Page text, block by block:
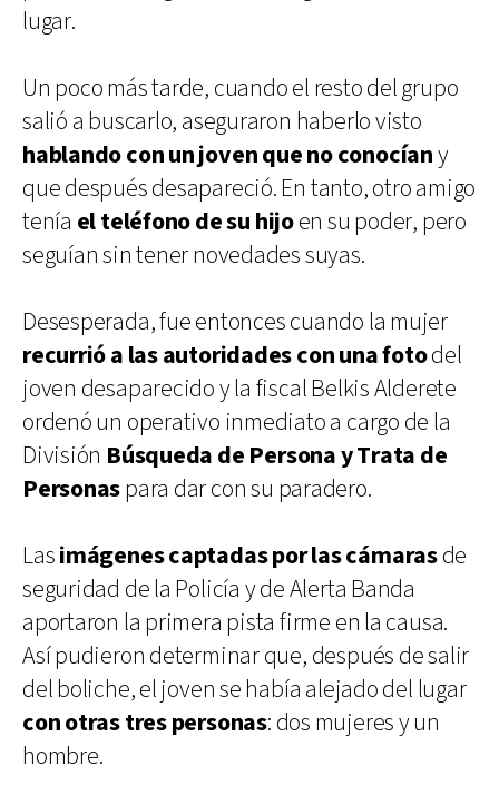
lugar.
Un poco más tarde, cuando el resto del grupo
salió a buscarlo, aseguraron haberlo visto
hablando con un joven que no conocíany
que después desapareció. En tanto, otro amigo
tenía el teléfono de su hijoen su poder, pero
seguían sin tener novedades suyas.
Desesperada, fue entonces cuando la mujer
recurrió a las autoridades con una fotodel
joven desaparecido y la fiscal Belkis Alderete
ordenó un operativo inmediato a cargo de la
División Búsqueda de Persona y Trata de
Personaspara dar con su paradero.
Lasimágenes captadas por las cámarasde
seguridad de la Policía y de Alerta Banda
aportaron la primera pista firme en la causa.
Así pudieron determinar que, después de salir
del boliche, el joven se había alejado del lugar
con otras tres personas: dos mujeres y un
hombre.